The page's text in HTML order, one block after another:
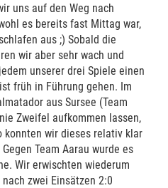
uns auf den Weg nach
es bereits fast Mittag war,
aus ;) Sobald die
wir aber sehr wach und
unserer drei Spiele einen
früh in Führung gehen. Im
aus Sursee (Team
Zweifel aufkommen lassen,
konnten wir dieses relativ klar
Team Aarau wurde es
Wir erwischten wiederum
zwei Einsätzen 2:0